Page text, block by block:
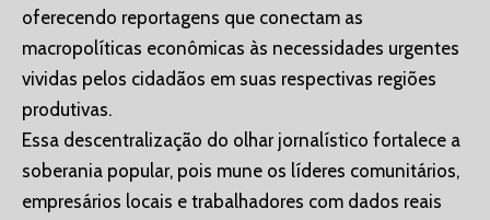
oferecendo reportagens que conectam as
macropolíticas econômicas às necessidades urgentes
vividas pelos cidadãos em suas respectivas regiões
produtivas.
Essa descentralização do olhar jornalístico fortalece a
soberania popular, pois mune os líderes comunitários,
empresários locais e trabalhadores com dados reais